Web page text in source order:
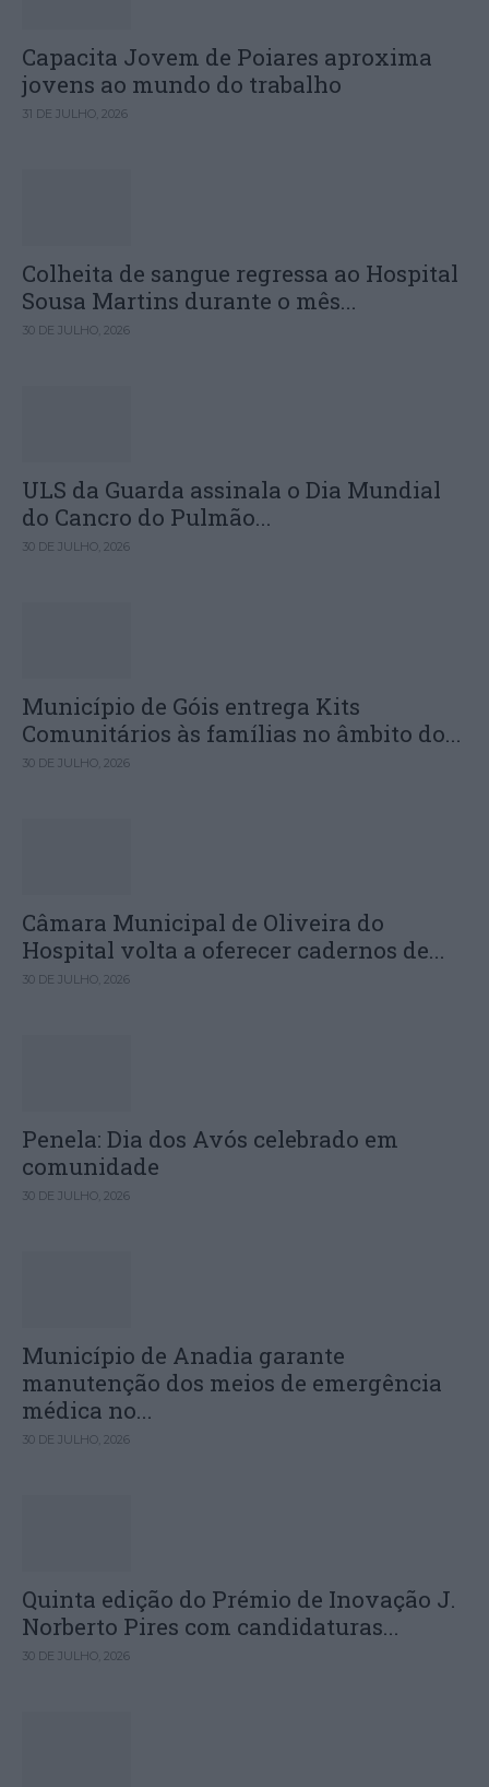
Capacita Jovem de Poiares aproxima
jovens ao mundo do trabalho
31 DE JULHO, 2026
Colheita de sangue regressa ao Hospital
Sousa Martins durante o mês...
30 DE JULHO, 2026
ULS da Guarda assinala o Dia Mundial
do Cancro do Pulmão...
30 DE JULHO, 2026
Município de Góis entrega Kits
Comunitários às famílias no âmbito do...
30 DE JULHO, 2026
Câmara Municipal de Oliveira do
Hospital volta a oferecer cadernos de...
30 DE JULHO, 2026
Penela: Dia dos Avós celebrado em
comunidade
30 DE JULHO, 2026
Município de Anadia garante
manutenção dos meios de emergência
médica no...
30 DE JULHO, 2026
Quinta edição do Prémio de Inovação J.
Norberto Pires com candidaturas...
30 DE JULHO, 2026